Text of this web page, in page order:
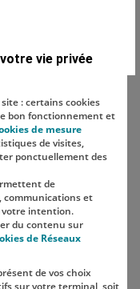
RÉSEAUX
vie privée
: certains cookies
bon fonctionnement et
de mesure
de visites,
ponctuellement des
de
communications et
votre intention.
du contenu sur
de Réseaux
de vos choix
sur votre terminal, soit